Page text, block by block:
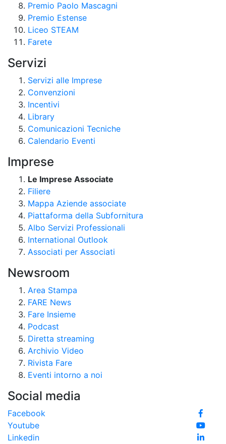
Premio Paolo Mascagni
Premio Estense
Liceo STEAM
Farete
Servizi
Servizi alle Imprese
Convenzioni
Incentivi
Library
Comunicazioni Tecniche
Calendario Eventi
Imprese
Le Imprese Associate
Filiere
Mappa Aziende associate
Piattaforma della Subfornitura
Albo Servizi Professionali
International Outlook
Associati per Associati
Newsroom
Area Stampa
FARE News
Fare Insieme
Podcast
Diretta streaming
Archivio Video
Rivista Fare
Eventi intorno a noi
Social media
Facebook
Youtube
Linkedin